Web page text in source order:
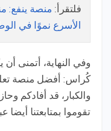
فلتقرأ: منصة ينفع:
الأسرع نموًا في
وفي النهاية، أتمنى
كُراس: أفضل منصة
والكبار، قد أفادكم
تقوموا بمتابعتنا